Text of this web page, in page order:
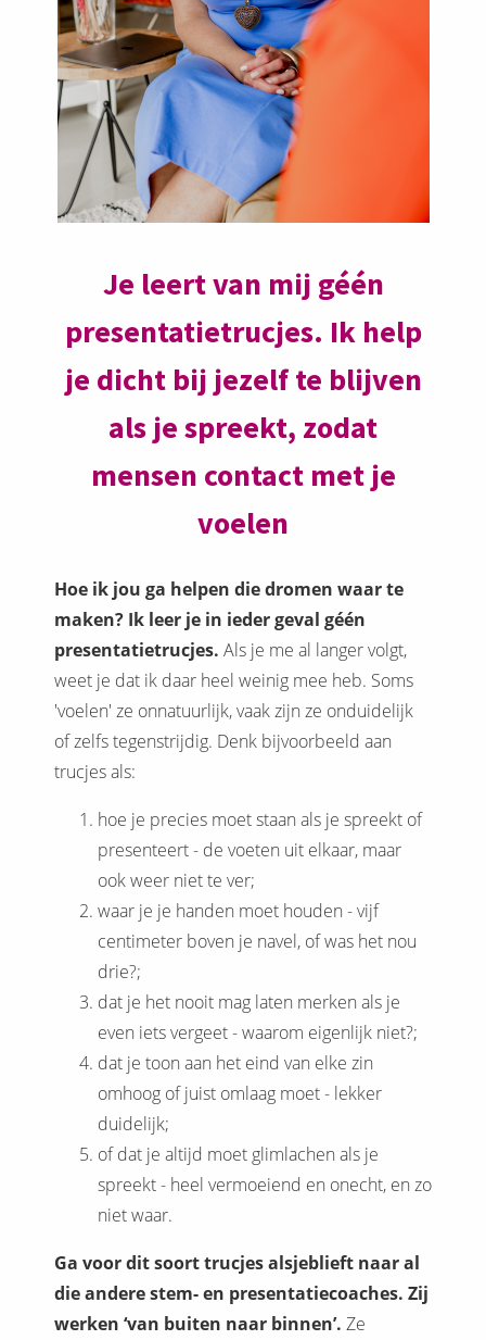
Je leert van mij géén
presentatietrucjes. Ik help
je dicht bij jezelf te blijven
als je spreekt, zodat
mensen contact met je
voelen
Hoe ik jou ga helpen die dromen waar te
maken? Ik leer je in ieder geval géén
presentatietrucjes. Als je me al langer volgt,
weet je dat ik daar heel weinig mee heb. Soms
'voelen' ze onnatuurlijk, vaak zijn ze onduidelijk
of zelfs tegenstrijdig. Denk bijvoorbeeld aan
trucjes als:
hoe je precies moet staan als je spreekt of
presenteert - de voeten uit elkaar, maar
ook weer niet te ver;
waar je je handen moet houden - vijf
centimeter boven je navel, of was het nou
drie?;
dat je het nooit mag laten merken als je
even iets vergeet - waarom eigenlijk niet?;
dat je toon aan het eind van elke zin
omhoog of juist omlaag moet - lekker
duidelijk;
of dat je altijd moet glimlachen als je
spreekt - heel vermoeiend en onecht, en zo
niet waar.
Ga voor dit soort trucjes alsjeblieft naar al
die andere stem- en presentatiecoaches. Zij
werken ‘van buiten naar binnen’. Ze